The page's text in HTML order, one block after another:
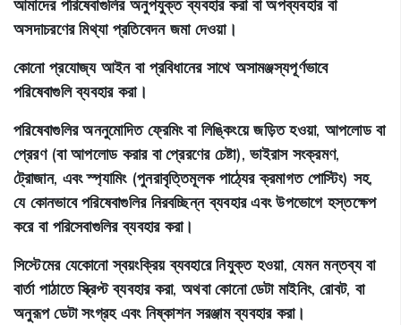
আমাদের পরিষেবাগুলির অনুপযুক্ত ব্যবহার করা বা অপব্যবহার বা
অসদাচরণের মিথ্যা প্রতিবেদন জমা দেওয়া।
কোনো প্রযোজ্য আইন বা প্রবিধানের সাথে অসামঞ্জস্যপূর্ণভাবে
পরিষেবাগুলি ব্যবহার করা।
পরিষেবাগুলির অননুমোদিত ফ্রেমিং বা লিঙ্কিংয়ে জড়িত হওয়া, আপলোড বা
প্রেরণ (বা আপলোড করার বা প্রেরণের চেষ্টা), ভাইরাস সংক্রমণ,
ট্রোজান, এবং স্প্যামিং (পুনরাবৃত্তিমূলক পাঠ্যের ক্রমাগত পোস্টিং) সহ,
যে কোনভাবে পরিষেবাগুলির নিরবচ্ছিন্ন ব্যবহার এবং উপভোগে হস্তক্ষেপ
করে বা পরিসেবাগুলির ব্যবহার করা।
সিস্টেমের যেকোনো স্বয়ংক্রিয় ব্যবহারে নিযুক্ত হওয়া, যেমন মন্তব্য বা
বার্তা পাঠাতে স্ক্রিপ্ট ব্যবহার করা, অথবা কোনো ডেটা মাইনিং, রোবট, বা
অনুরূপ ডেটা সংগ্রহ এবং নিষ্কাশন সরঞ্জাম ব্যবহার করা।